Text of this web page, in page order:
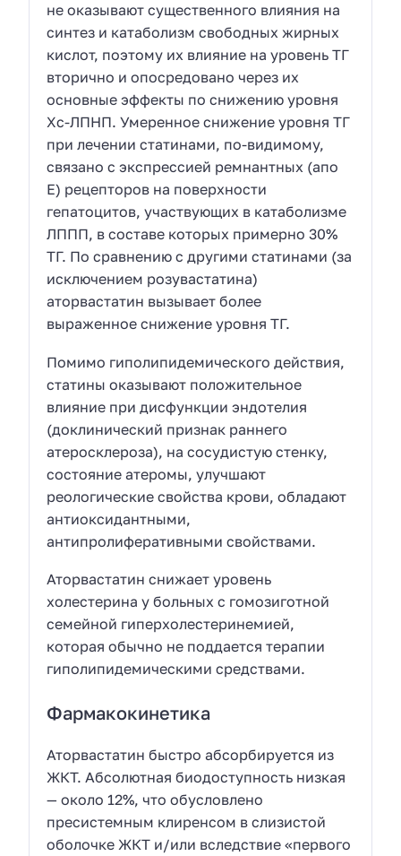
не оказывают существенного влияния на
синтез и катаболизм свободных жирных
кислот, поэтому их влияние на уровень ТГ
вторично и опосредовано через их
основные эффекты по снижению уровня
Хс-ЛПНП. Умеренное снижение уровня ТГ
при лечении статинами, по-видимому,
связано с экспрессией ремнантных (апо
Е) рецепторов на поверхности
гепатоцитов, участвующих в катаболизме
ЛППП, в составе которых примерно 30%
ТГ. По сравнению с другими статинами (за
исключением розувастатина)
аторвастатин вызывает более
выраженное снижение уровня ТГ.
Помимо гиполипидемического действия,
статины оказывают положительное
влияние при дисфункции эндотелия
(доклинический признак раннего
атеросклероза), на сосудистую стенку,
состояние атеромы, улучшают
реологические свойства крови, обладают
антиоксидантными,
антипролиферативными свойствами.
Аторвастатин снижает уровень
холестерина у больных с гомозиготной
семейной гиперхолестеринемией,
которая обычно не поддается терапии
гиполипидемическими средствами.
Фармакокинетика
Аторвастатин быстро абсорбируется из
ЖКТ. Абсолютная биодоступность низкая
— около 12%, что обусловлено
пресистемным клиренсом в слизистой
оболочке ЖКТ и/или вследствие «первого